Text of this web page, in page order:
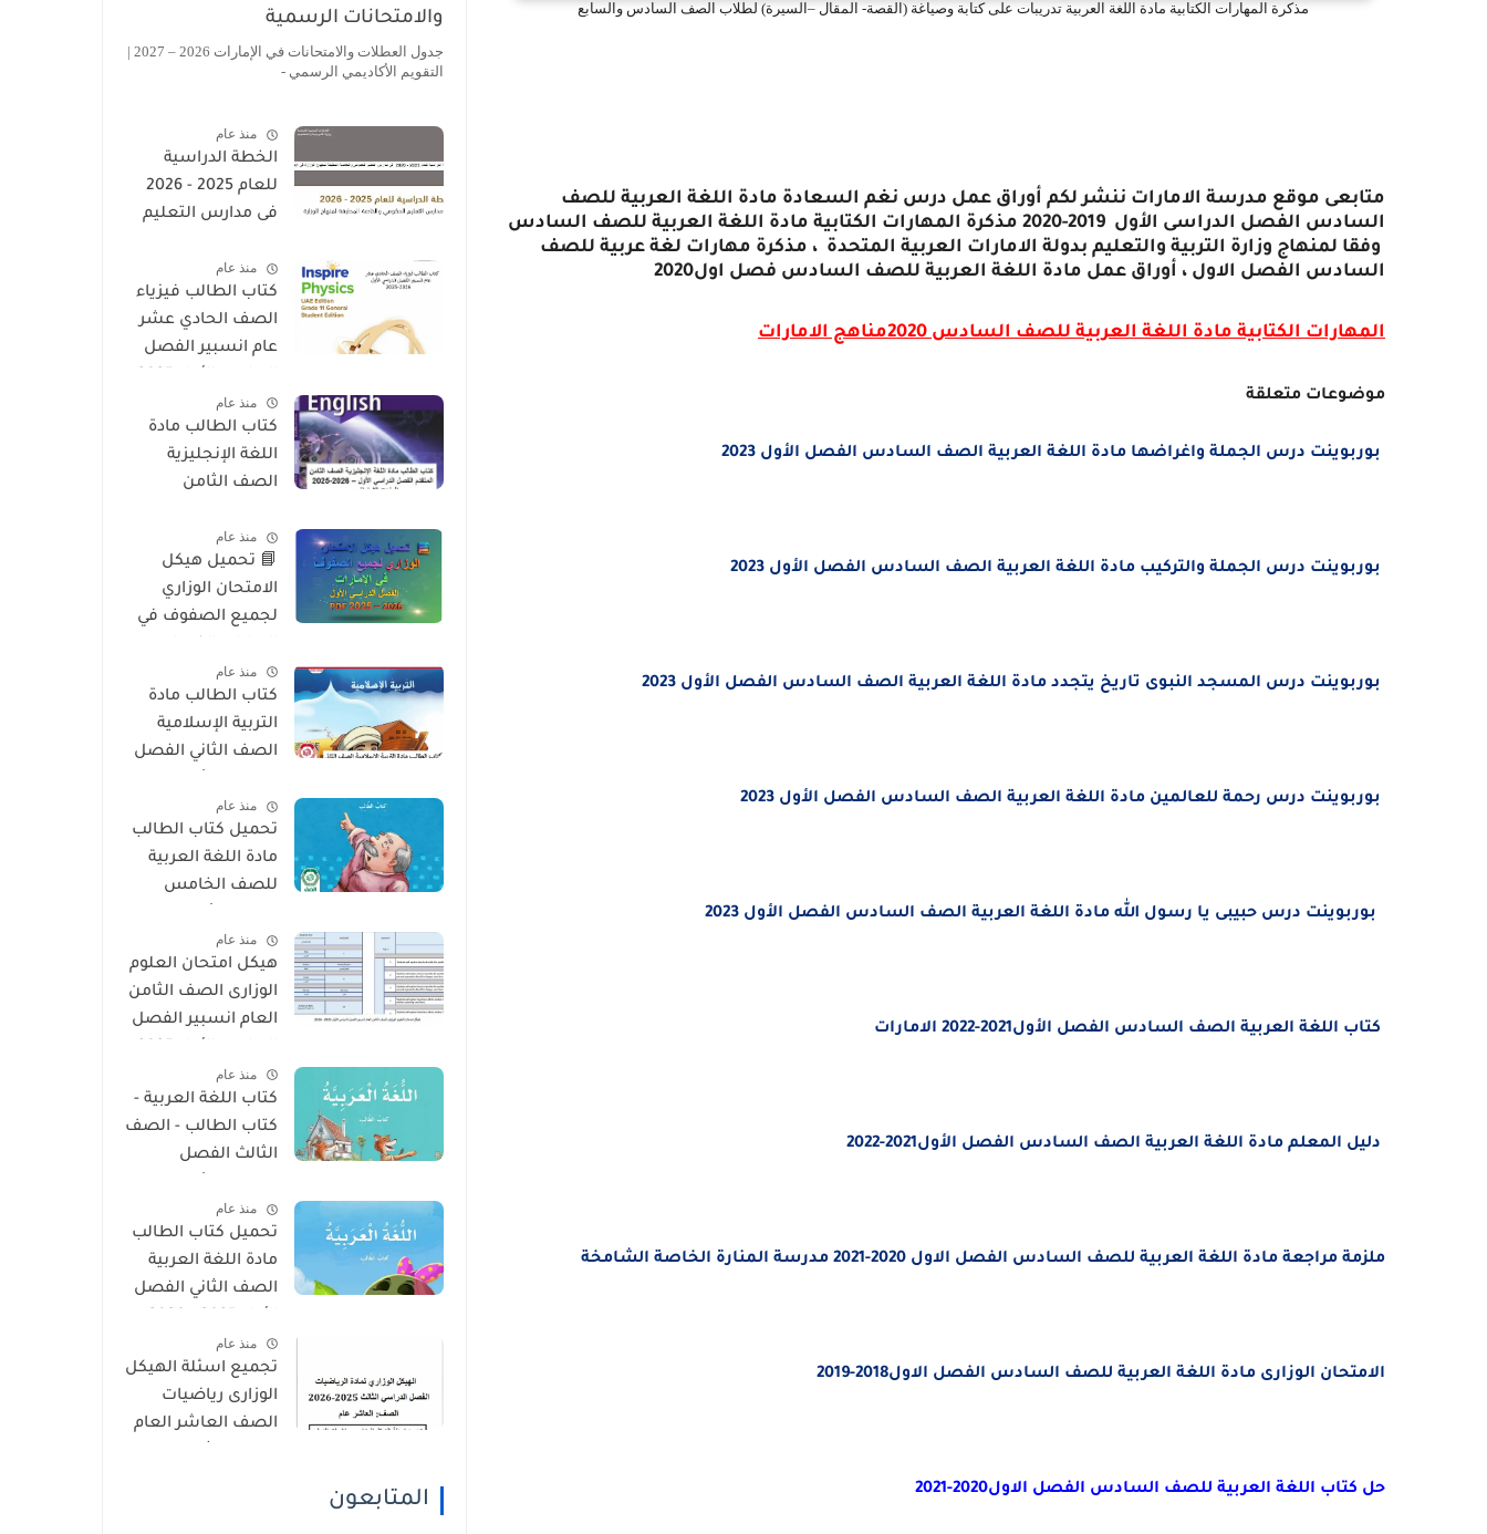
مذكرة المهارات الكتابية مادة اللغة العربية تدريبات على كتابة وصياغة (القصة- المقال –السيرة) لطلاب الصف السادس والسابع
متابعى موقع مدرسة الامارات ننشر لكم أوراق عمل درس نغم السعادة مادة اللغة العربية للصف
السادس الفصل الدراسى الأول 2019-2020 مذكرة المهارات الكتابية مادة اللغة العربية للصف السادس
وفقا لمنهاج وزارة التربية والتعليم بدولة الامارات العربية المتحدة ، مذكرة مهارات لغة عربية للصف
السادس الفصل الاول ، أوراق عمل مادة اللغة العربية للصف السادس فصل اول2020
المهارات الكتابية مادة اللغة العربية للصف السادس 2020مناهج الامارات
موضوعات متعلقة
بوربوينت درس الجملة واغراضها مادة اللغة العربية الصف السادس الفصل الأول 2023
بوربوينت درس الجملة والتركيب مادة اللغة العربية الصف السادس الفصل الأول 2023
بوربوينت درس المسجد النبوى تاريخ يتجدد مادة اللغة العربية الصف السادس الفصل الأول 2023
بوربوينت درس رحمة للعالمين مادة اللغة العربية الصف السادس الفصل الأول 2023
بوربوينت درس حبيبى يا رسول الله مادة اللغة العربية الصف السادس الفصل الأول 2023
كتاب اللغة العربية الصف السادس الفصل الأول2021-2022 الامارات
دليل المعلم مادة اللغة العربية الصف السادس الفصل الأول2021-2022
ملزمة مراجعة مادة اللغة العربية للصف السادس الفصل الاول 2020-2021 مدرسة المنارة الخاصة الشامخة
الامتحان الوزارى مادة اللغة العربية للصف السادس الفصل الاول2018-2019
حل كتاب اللغة العربية للصف السادس الفصل الاول2020-2021
والامتحانات الرسمية
جدول العطلات والامتحانات في الإمارات 2026 – 2027 |
التقويم الأكاديمي الرسمي -
منذ عام
الخطة الدراسية
للعام 2025 - 2026
فى مدارس التعليم
المطبقة لمنهاج
الوزارة فى الامارات
منذ عام
كتاب الطالب فيزياء
الصف الحادي عشر
عام انسبير الفصل
2026منذ عام
كتاب الطالب مادة
اللغة الإنجليزية
الصف الثامن
2026 – المنهج
الإماراتي
منذ عام
📘 تحميل هيكل
الامتحان الوزاري
لجميع الصفوف في
2026 PDF
منذ عام
كتاب الطالب مادة
التربية الإسلامية
الصف الثاني الفصل
2026 منهج الاماراتمنذ عام
تحميل كتاب الطالب
مادة اللغة العربية
للصف الخامس
2026 منهج الإماراتمنذ عام
هيكل امتحان العلوم
الوزارى الصف الثامن
العام انسبير الفصل
2026منذ عام
كتاب اللغة العربية -
كتاب الطالب - الصف
الثالث الفصل
2026 منهج الإماراتمنذ عام
تحميل كتاب الطالب
مادة اللغة العربية
الصف الثاني الفصل
منهج الإمارات
منذ عام
تجميع اسئلة الهيكل
الوزارى رياضيات
الصف العاشر العام
المتابعون